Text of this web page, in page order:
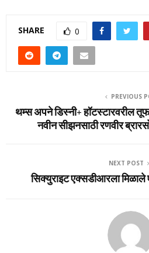
SHARE 0
PREVIOUS
थम्‍स अपने डिस्नी+ हॉटस्‍टारवरील
नवीन सीझनसाठी रणवीर
NEXT POST
सिक्‍युराइट एक्‍सडीआरला मिळाले